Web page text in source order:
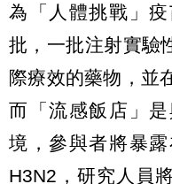
為「人體挑戰」
批，一批注射實驗
際療效的藥物，並
而「流感飯店」
境，參與者將暴
H3N2，研究人員